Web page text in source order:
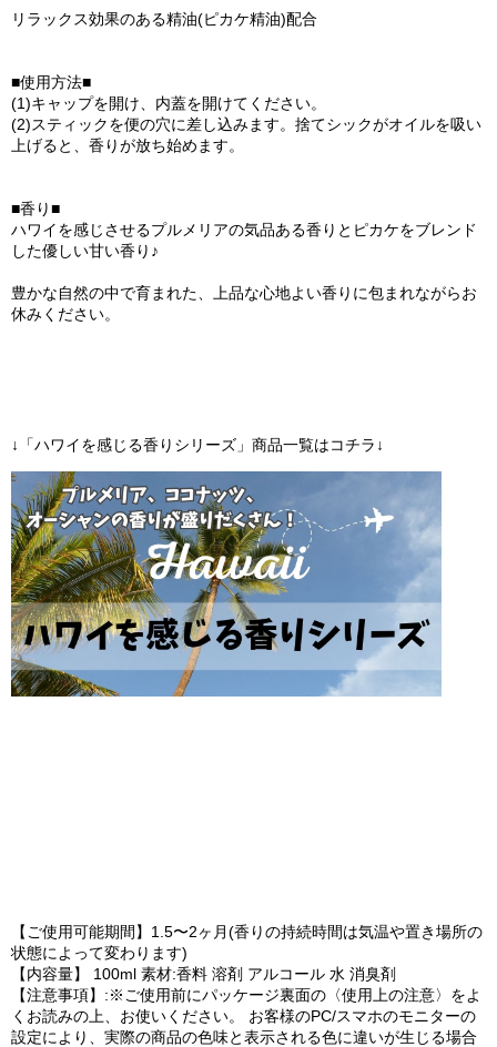
リラックス効果のある精油(ピカケ精油)配合
■使用方法■
(1)キャップを開け、内蓋を開けてください。
(2)スティックを便の穴に差し込みます。捨てシックがオイルを吸い
上げると、香りが放ち始めます。
■香り■
ハワイを感じさせるプルメリアの気品ある香りとピカケをブレンド
した優しい甘い香り♪
豊かな自然の中で育まれた、上品な心地よい香りに包まれながらお
休みください。
↓「ハワイを感じる香りシリーズ」商品一覧はコチラ↓
【ご使用可能期間】1.5〜2ヶ月(香りの持続時間は気温や置き場所の
状態によって変わります)
【内容量】 100ml 素材:香料 溶剤 アルコール 水 消臭剤
【注意事項】:※ご使用前にパッケージ裏面の〈使用上の注意〉をよ
くお読みの上、お使いください。 お客様のPC/スマホのモニターの
設定により、実際の商品の色味と表示される色に違いが生じる場合